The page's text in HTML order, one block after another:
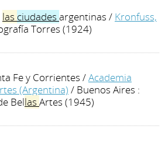
las ciudades argentinas / Kronfuss,
Torres (1924)
Fe y Corrientes /Academia
(Argentina) / Buenos Aires :
Bellas Artes (1945)